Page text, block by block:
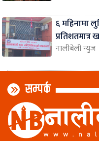
६ महिनामा
प्रतिशतमात्र
नालीबेली न्युज
सम्पर्क